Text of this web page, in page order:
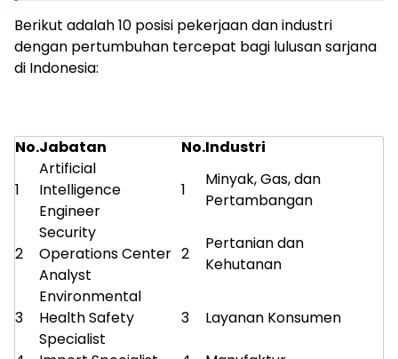
Berikut adalah 10 posisi pekerjaan dan industri
dengan pertumbuhan tercepat bagi lulusan sarjana
di Indonesia:
No.Jabatan No.Industri
1
Artificial
Intelligence
Engineer
1
Minyak, Gas, dan
Pertambangan
2
Security
Operations Center
Analyst
2
Pertanian dan
Kehutanan
3
Environmental
Health Safety
Specialist
3 Layanan Konsumen